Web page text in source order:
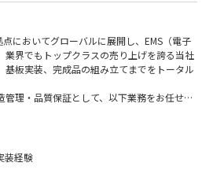
部のうちの原料部、リサイクル原料部、営業
になります。
〇原料部 部長を含め13名(うち女性5名)
リサイクル原料部 部長を含め24名(うち女性9名)
営業部 部長を含め24名(うち女性11名)
部長を含め6名(うち女性２名)
女性が在籍しており、管理職の方でも子育
ージ】
においてグローバルに展開し、EMS（電子
業界でもトップクラスの売り上げを誇る当社
基板実装、完成品の組み立てまでをトータル
管理・品質保証として、以下業務をお任せい
加工部門の製造全般管理
件＞
装経験